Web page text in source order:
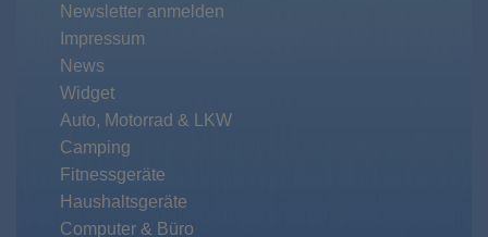
Newsletter anmelden
Impressum
News
Widget
Auto, Motorrad & LKW
Camping
Fitnessgeräte
Haushaltsgeräte
Computer & Büro